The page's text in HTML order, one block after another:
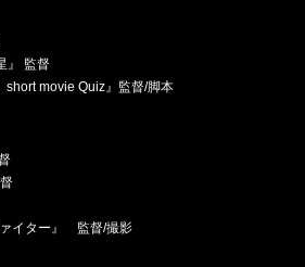
』 監督
short movie Quiz』監督/脚本
ァイター』 監督/撮影